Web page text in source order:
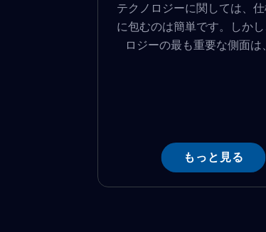
テクノロジーに関しては、
に包むのは簡単です。しか
ロジーの最も重要な側面は
もっと見る